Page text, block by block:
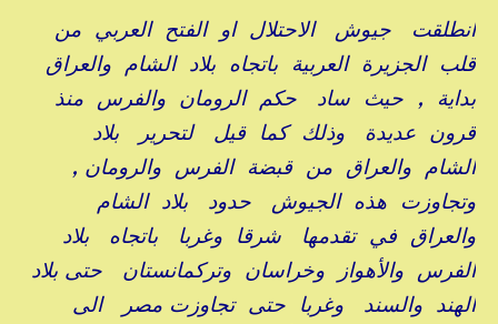
انطلقت جيوش الاحتلال او الفتح العربي من
قلب الجزيرة العربية باتجاه بلاد الشام والعراق
بداية , حيث ساد حكم الرومان والفرس منذ
قرون عديدة وذلك كما قيل لتحرير بلاد
الشام والعراق من قبضة الفرس والرومان ,
وتجاوزت هذه الجيوش حدود بلاد الشام
والعراق في تقدمها شرقا وغربا باتجاه بلاد
الفرس والأهواز وخراسان وتركمانستان حتى بلاد
الهند والسند وغربا حتى تجاوزت مصر الى